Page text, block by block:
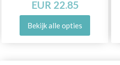
EUR 22.85
Bekijk alle opties